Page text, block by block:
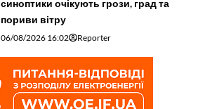
синоптики очікують грози, град та
пориви вітру
06/08/2026 16:02 Reporter